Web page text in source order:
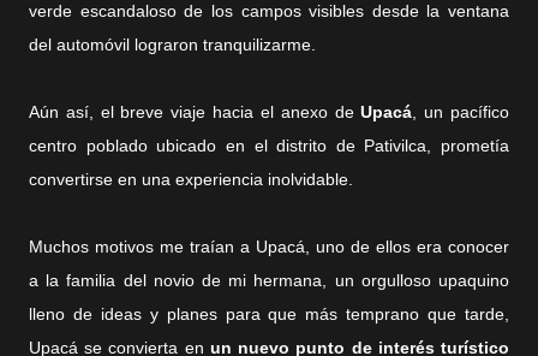
verde escandaloso de los campos visibles desde la ventana
del automóvil lograron tranquilizarme.
Aún así, el breve viaje hacia el anexo deUpacá , un pacífico
centro poblado ubicado en el distrito de Pativilca, prometía
convertirse en una experiencia inolvidable.
Muchos motivos me traían a Upacá, uno de ellos era conocer
a la familia del novio de mi hermana, un orgulloso upaquino
lleno de ideas y planes para que más temprano que tarde,
Upacá se convierta en un nuevo punto de interés turístico